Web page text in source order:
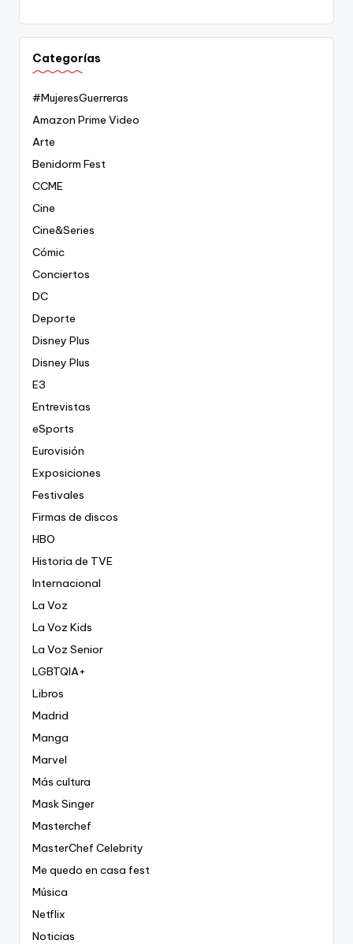
Categorías
#MujeresGuerreras
Amazon Prime Video
Arte
Benidorm Fest
CCME
Cine
Cine&Series
Cómic
Conciertos
DC
Deporte
Disney Plus
Disney Plus
E3
Entrevistas
eSports
Eurovisión
Exposiciones
Festivales
Firmas de discos
HBO
Historia de TVE
Internacional
La Voz
La Voz Kids
La Voz Senior
LGBTQIA+
Libros
Madrid
Manga
Marvel
Más cultura
Mask Singer
Masterchef
MasterChef Celebrity
Me quedo en casa fest
Música
Netflix
Noticias